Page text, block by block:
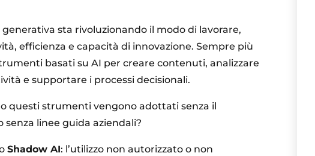
sta rivoluzionando il modo di lavorare,
efficienza e capacità di innovazione. Sempre più
basati su AI per creare contenuti, analizzare
e supportare i processi decisionali.
questi strumenti vengono adottati senza il
senza linee guida aziendali?
Shadow AI: l’utilizzo non autorizzato o non